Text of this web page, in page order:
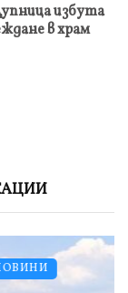
избута
в храм